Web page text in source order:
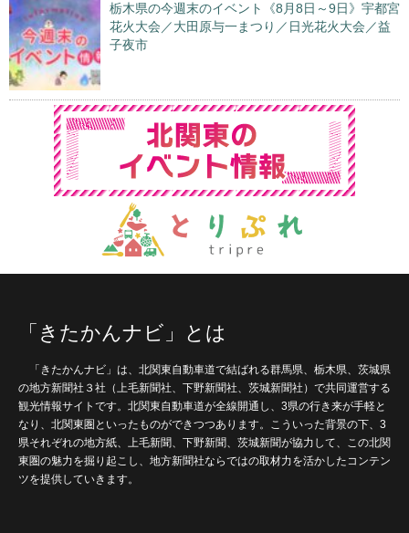
栃木県の今週末のイベント《8月8日～9日》宇都宮
花火大会／大田原与一まつり／日光花火大会／益
子夜市
「きたかんナビ」とは
「きたかんナビ」は、北関東自動車道で結ばれる群馬県、栃木県、茨城県
の地方新聞社３社（上毛新聞社、下野新聞社、茨城新聞社）で共同運営する
観光情報サイトです。北関東自動車道が全線開通し、3県の行き来が手軽と
なり、北関東圏といったものができつつあります。こういった背景の下、3
県それぞれの地方紙、上毛新聞、下野新聞、茨城新聞が協力して、この北関
東圏の魅力を掘り起こし、地方新聞社ならではの取材力を活かしたコンテン
ツを提供していきます。